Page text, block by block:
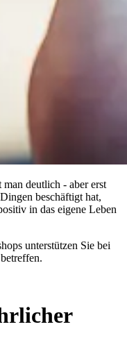
deutlich - aber erst
beschäftigt hat,
in das eigene Leben
unterstützen Sie bei